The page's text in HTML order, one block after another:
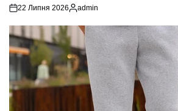
22 Липня 2026
Опубліковано
admin